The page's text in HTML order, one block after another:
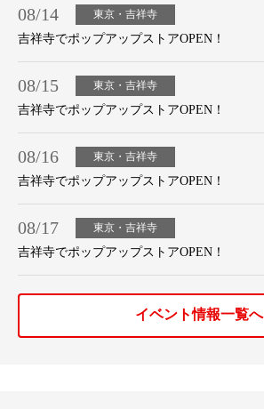
08/14 東京・吉祥寺
吉祥寺でポップアップストアOPEN！
08/15 東京・吉祥寺
吉祥寺でポップアップストアOPEN！
08/16 東京・吉祥寺
吉祥寺でポップアップストアOPEN！
08/17 東京・吉祥寺
吉祥寺でポップアップストアOPEN！
イベント情報一覧へ